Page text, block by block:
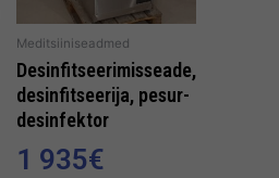
Meditsiiniseadmed
Desinfitseerimisseade,
desinfitseerija, pesur-
desinfektor
1 935€